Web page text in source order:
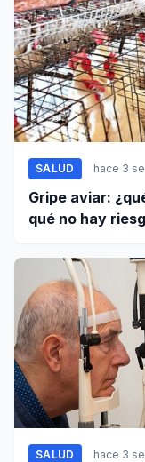
SALUD hace 3
Gripe aviar:
qué no hay
SALUD hace 3